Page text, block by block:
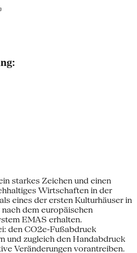
starkes Zeichen und einen
Wirtschaften in der
eines der ersten Kulturhäuser in
dem europäischen
EMAS erhalten.
den CO2e-Fußabdruck
und zugleich den Handabdruck
Veränderungen vorantreiben.